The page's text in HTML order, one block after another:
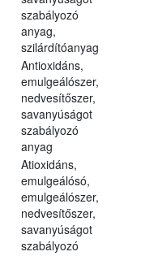
szabályozó
anyag,
szilárdítóanyag
Antioxidáns,
emulgeálószer,
nedvesítőszer,
savanyúságot
szabályozó
anyag
Atioxidáns,
emulgeálósó,
emulgeálószer,
nedvesítőszer,
savanyúságot
szabályozó